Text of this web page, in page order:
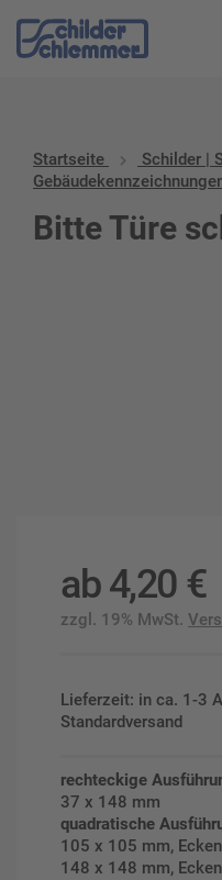
Startseite
Schilder |
Bitte Türe
ab4,20 €
zzgl. 19% MwSt.
Lieferzeit: in ca. 1-3
Standardversand
rechteckige
37 x 148 mm
quadratische
105 x 105 mm,
148 x 148 mm,